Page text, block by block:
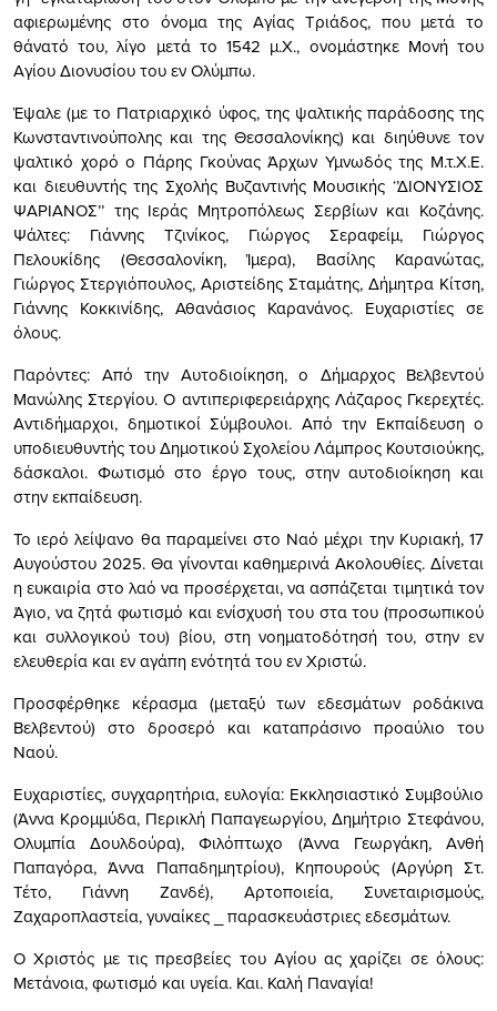
αφιερωμένης στο όνομα της Αγίας Τριάδος, που μετά το
θάνατό του, λίγο μετά το 1542 μ.Χ., ονομάστηκε Μονή του
Αγίου Διονυσίου του εν Ολύμπω.
Έψαλε (με το Πατριαρχικό ύφος, της ψαλτικής παράδοσης της
Κωνσταντινούπολης και της Θεσσαλονίκης) και διηύθυνε τον
ψαλτικό χορό ο Πάρης Γκούνας Άρχων Υμνωδός της Μ.τ.Χ.Ε.
και διευθυντής της Σχολής Βυζαντινής Μουσικής ‘’ΔΙΟΝΥΣΙΟΣ
ΨΑΡΙΑΝΟΣ’’ της Ιεράς Μητροπόλεως Σερβίων και Κοζάνης.
Ψάλτες: Γιάννης Τζινίκος, Γιώργος Σεραφείμ, Γιώργος
Πελουκίδης (Θεσσαλονίκη, Ίμερα), Βασίλης Καρανώτας,
Γιώργος Στεργιόπουλος, Αριστείδης Σταμάτης, Δήμητρα Κίτση,
Γιάννης Κοκκινίδης, Αθανάσιος Καρανάνος. Ευχαριστίες σε
όλους.
Παρόντες: Από την Αυτοδιοίκηση, ο Δήμαρχος Βελβεντού
Μανώλης Στεργίου. Ο αντιπεριφερειάρχης Λάζαρος Γκερεχτές.
Αντιδήμαρχοι, δημοτικοί Σύμβουλοι. Από την Εκπαίδευση ο
υποδιευθυντής του Δημοτικού Σχολείου Λάμπρος Κουτσιούκης,
δάσκαλοι. Φωτισμό στο έργο τους, στην αυτοδιοίκηση και
στην εκπαίδευση.
Το ιερό λείψανο θα παραμείνει στο Ναό μέχρι την Κυριακή, 17
Αυγούστου 2025. Θα γίνονται καθημερινά Ακολουθίες. Δίνεται
η ευκαιρία στο λαό να προσέρχεται, να ασπάζεται τιμητικά τον
Άγιο, να ζητά φωτισμό και ενίσχυσή του στα του (προσωπικού
και συλλογικού του) βίου, στη νοηματοδότησή του, στην εν
ελευθερία και εν αγάπη ενότητά του εν Χριστώ.
Προσφέρθηκε κέρασμα (μεταξύ των εδεσμάτων ροδάκινα
Βελβεντού) στο δροσερό και καταπράσινο προαύλιο του
Ναού.
Ευχαριστίες, συγχαρητήρια, ευλογία: Εκκλησιαστικό Συμβούλιο
(Άννα Κρομμύδα, Περικλή Παπαγεωργίου, Δημήτριο Στεφάνου,
Ολυμπία Δουλδούρα), Φιλόπτωχο (Άννα Γεωργάκη, Ανθή
Παπαγόρα, Άννα Παπαδημητρίου), Κηπουρούς (Αργύρη Στ.
Τέτο, Γιάννη Ζανδέ), Αρτοποιεία, Συνεταιρισμούς,
Ζαχαροπλαστεία, γυναίκες _ παρασκευάστριες εδεσμάτων.
Ο Χριστός με τις πρεσβείες του Αγίου ας χαρίζει σε όλους:
Μετάνοια, φωτισμό και υγεία. Και. Καλή Παναγία!